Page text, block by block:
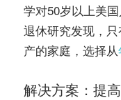
学对50岁以上美
退休研究发现，
产的家庭，选择从
解决方案：提